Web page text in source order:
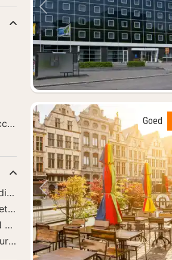
Vorige foto
Vorige foto
Goed
(4)
Stadsbrouwerij De Koninck(51)
hoogtepunten(51)
ERVARING MET BIJLWERPEN IN ANTWERPEN(50)
(50)